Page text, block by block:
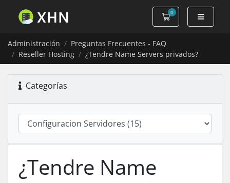
0
Carro de Pedidos
Administración
Preguntas Frecuentes - FAQ
Reseller Hosting
¿Tendre Name Servers privados?
Categorías
¿Tendre Name